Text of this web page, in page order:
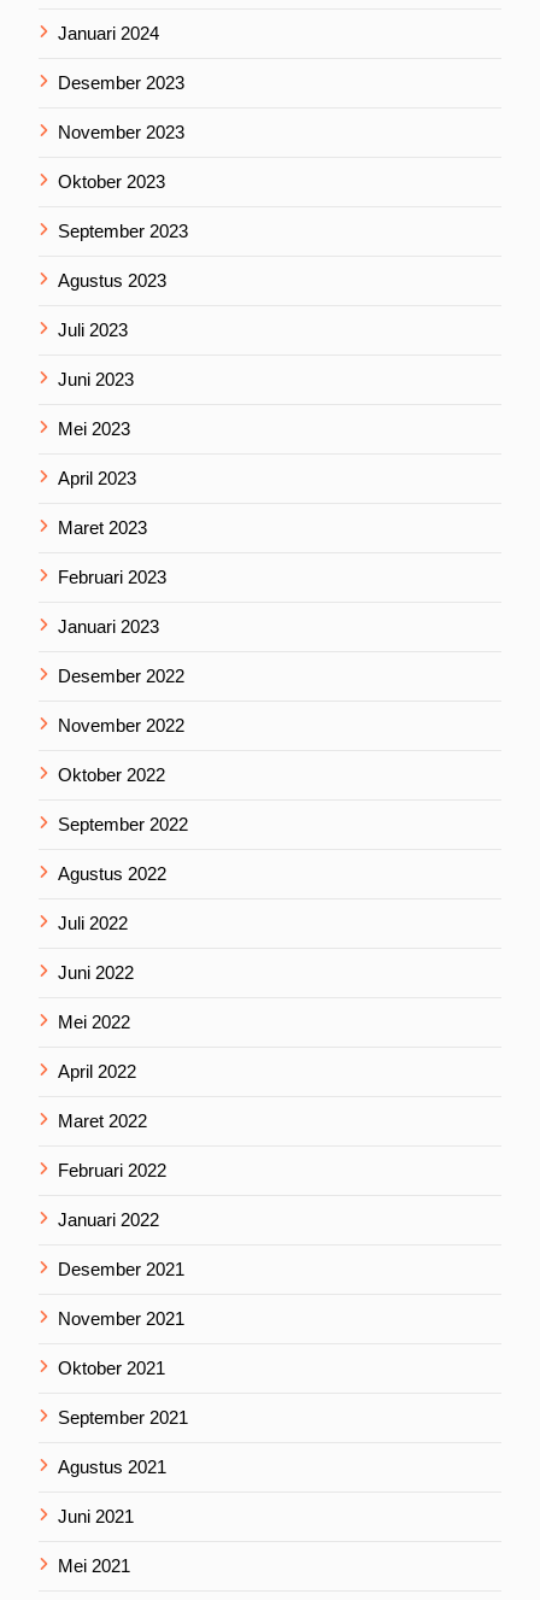
Januari 2024
Desember 2023
November 2023
Oktober 2023
September 2023
Agustus 2023
Juli 2023
Juni 2023
Mei 2023
April 2023
Maret 2023
Februari 2023
Januari 2023
Desember 2022
November 2022
Oktober 2022
September 2022
Agustus 2022
Juli 2022
Juni 2022
Mei 2022
April 2022
Maret 2022
Februari 2022
Januari 2022
Desember 2021
November 2021
Oktober 2021
September 2021
Agustus 2021
Juni 2021
Mei 2021